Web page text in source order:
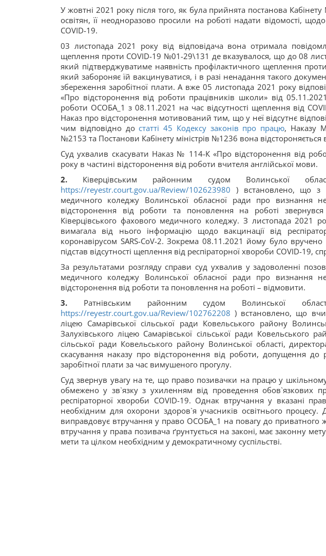
У жовтні 2021 року після того, як була прийнята постанова Кабінету
освітян, її неодноразово просили на роботі надати відомості,
СОVID-19.
03 листопада 2021 року від відповідача вона отримала
щеплення проти СОVID-19 №01-29\131 де вказувалося, що до 08
який підтверджуватиме наявність профілактичного щеплення
який забороняє їй вакцинуватися, і в разі ненадання такого
збереження заробітної плати. А вже 05 листопада 2021 року
«Про відсторонення від роботи працівників школи» від
роботи ОСОБА_1 з 08.11.2021 на час відсутності щеплення від
Наказ про відсторонення мотивований тим, що у неї відсутнє
чим відповідно достатті 45 Кодексу законів про працю, Наказу
№2153 та Постанови Кабінету міністрів №1236 вона відстороняється
Суд ухвалив скасувати Наказ № 114-К «Про відсторонення від
року в частині відсторонення від роботи вчителя англійської мови.
2. Ківерцівським районним судом Волинської
https://reyestr.court.gov.ua/Review/102623980 ) встановлено, що з
медичного коледжу Волинської обласної ради про визнання
відсторонення від роботи та поновлення на роботі
Ківерцівського фахового медичного коледжу. З листопада 2021
вимагала від нього інформацію щодо вакцинації від
коронавірусом SARS-CoV-2. Зокрема 08.11.2021 йому було
підстав відсутності щеплення від респіраторної хвороби COVID-19,
За результатами розгляду справи суд ухвалив у задоволенні
медичного коледжу Волинської обласної ради про визнання
відсторонення від роботи та поновлення на роботі – відмовити.
3. Ратнівським районним судом Волинської
https://reyestr.court.gov.ua/Review/102762208 ) встановлено, що
ліцею Самарівської сільської ради Ковельського району
Залухівського ліцею Самарівської сільської ради Ковельського
сільської ради Ковельського району Волинської області,
скасування наказу про відсторонення від роботи, допущення до
заробітної плати за час вимушеного прогулу.
Суд звернув увагу на те, що право позивачки на працю у
обмежено у зв`язку з ухиленням від проведення обов`язкових
респіраторної хвороби COVID-19. Однак втручання у вказані
необхідним для охорони здоров`я учасників освітнього процесу.
виправдовує втручання у право ОСОБА_1 на повагу до
втручання у права позивача ґрунтується на законі, має законну
мети та цілком необхідним у демократичному суспільстві.